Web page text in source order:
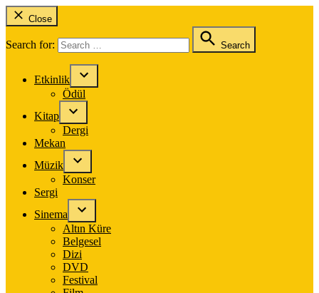
Close
Search for: Search
Etkinlik
Ödül
Kitap
Dergi
Mekan
Müzik
Konser
Sergi
Sinema
Altın Küre
Belgesel
Dizi
DVD
Festival